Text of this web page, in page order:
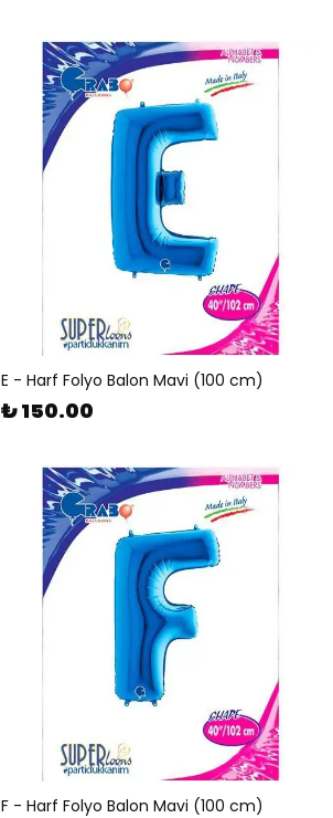
E - Harf Folyo Balon Mavi (100 cm)
₺ 150.00
F - Harf Folyo Balon Mavi (100 cm)